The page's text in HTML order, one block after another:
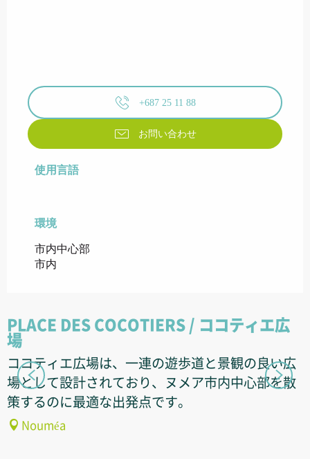
+687 25 11 88
お問い合わせ
使用言語
使用言語
環境
環境
市内中心部
市内
PLACE DES COCOTIERS / ココティエ広
場
ココティエ広場は、一連の遊歩道と景観の良い広
場として設計されており、ヌメア市内中心部を散
策するのに最適な出発点です。
Nouméa